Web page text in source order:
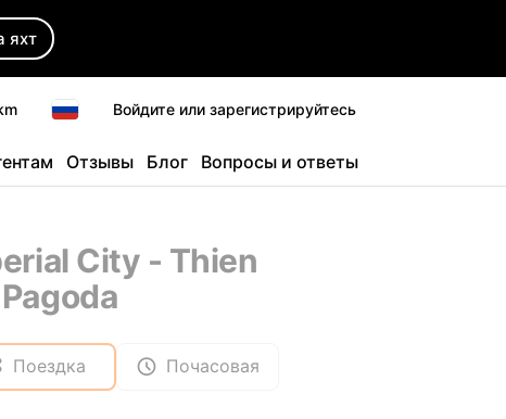
яхт
Войдите или зарегистрируйтесь
Отзывы Блог Вопросы и ответы
City - Thien
Поездка Почасовая